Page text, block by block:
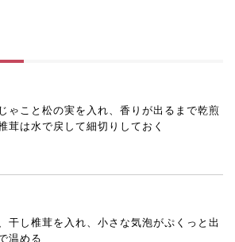
ゃこと松の実を入れ、香りが出るまで乾煎
茸は水で戻して細切りしておく
干し椎茸を入れ、小さな気泡がぷくっと出
温める